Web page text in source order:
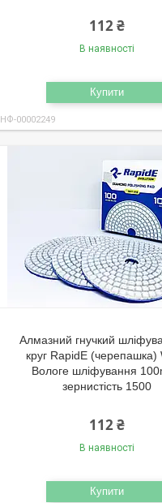
112 ₴
В наявності
Купити
НФ-00002249
Алмазний гнучкий
круг RapidE (черепашка)
Вологе шліфування
зернистість 1500
112 ₴
В наявності
Купити